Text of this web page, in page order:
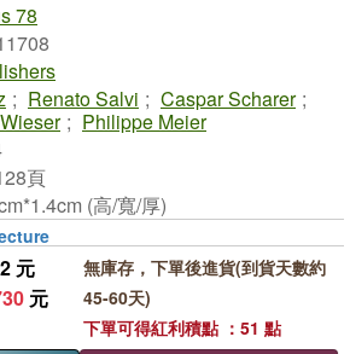
78
; Renato Salvi ; Caspar Scharer ;
; Philippe Meier
頁
(高/寬/厚)
元
元
無庫存，下單後進貨(到貨天數約
45-60天)
下單可得紅利積點 ：51 點